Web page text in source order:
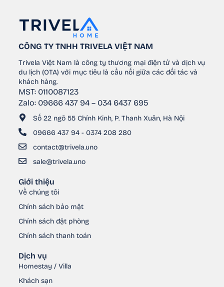
CÔNG TY TNHH TRIVELA VIỆT NAM
Trivela Việt Nam là công ty thương mại điện tử và dịch vụ
du lịch (OTA) với mục tiêu là cầu nối giữa các đối tác và
khách hàng.
MST: 0110087123
Zalo: 09666 437 94 – 034 6437 695
Số 22 ngõ 55 Chính Kinh, P. Thanh Xuân, Hà Nội
09666 437 94 - 0374 208 280
contact@trivela.uno
sale@trivela.uno
Giới thiệu
Về chúng tôi
Chính sách bảo mật
Chính sách đặt phòng
Chính sách thanh toán
Dịch vụ
Homestay / Villa
Khách sạn